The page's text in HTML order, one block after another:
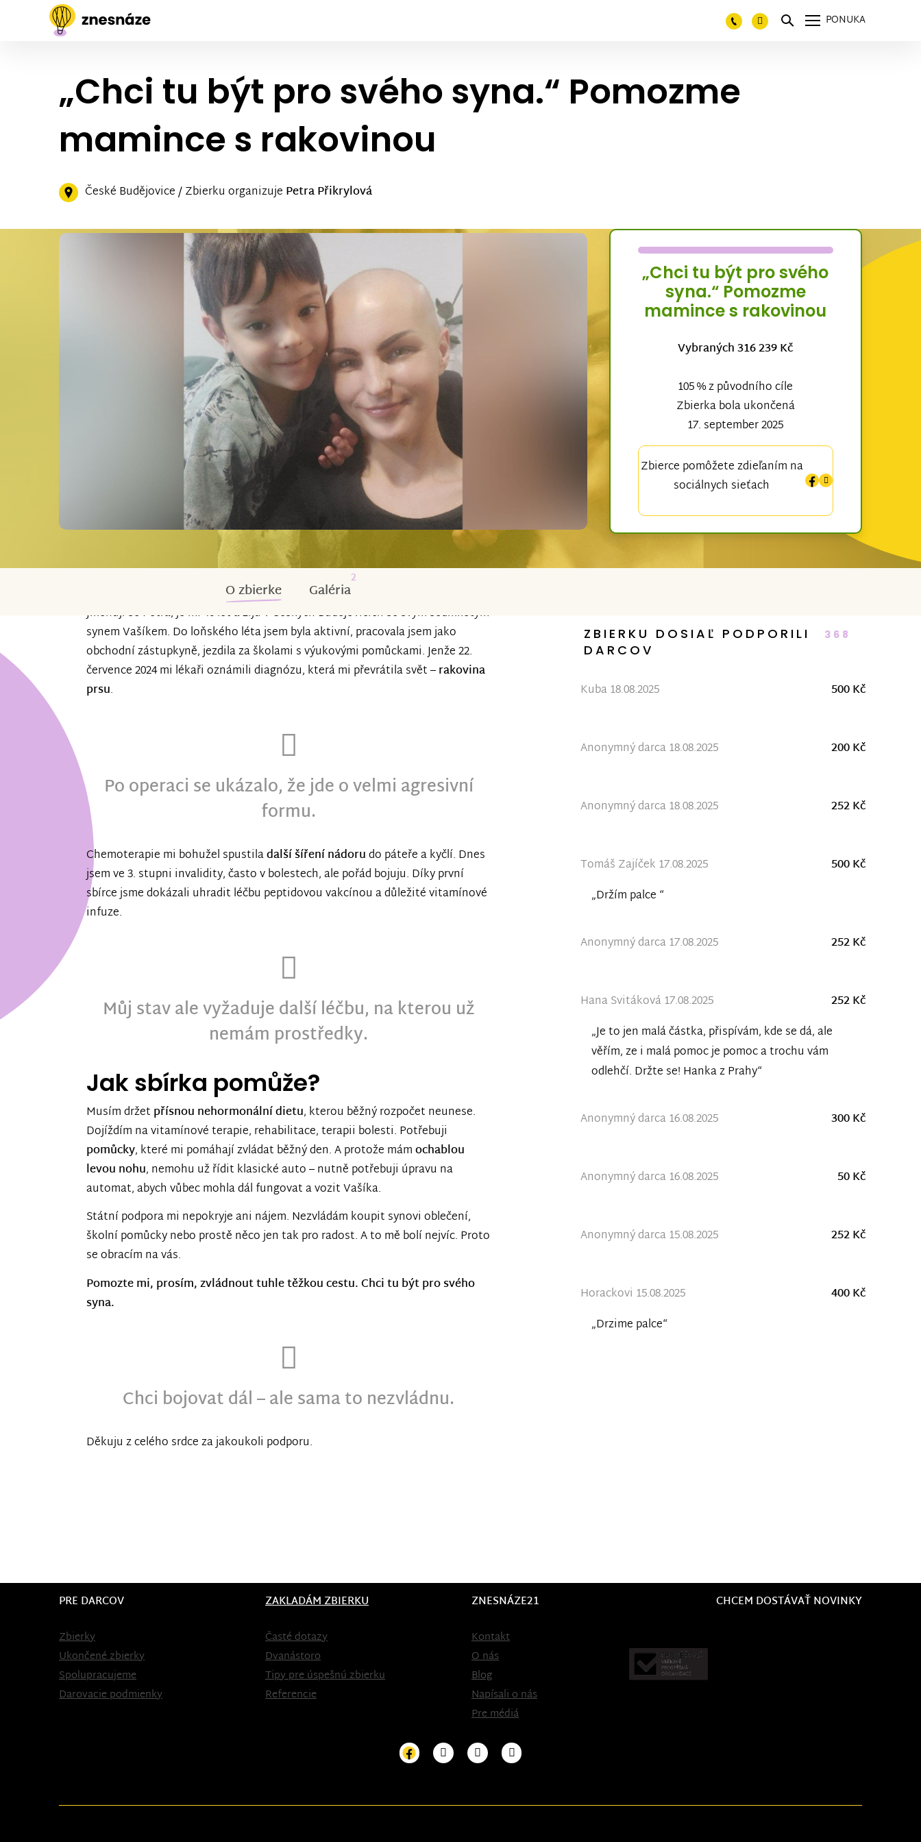
PONUKA
„Chci tu být pro svého syna.“ Pomozme
mamince s rakovinou
České Budějovice / Zbierku organizuje Petra Přikrylová
„Chci tu být pro svého
syna.“ Pomozme
mamince s rakovinou
Vybraných 316 239 Kč
105 % z původního cíle
Zbierka bola ukončená
17. september 2025
Zbierce pomôžete zdieľaním na
sociálnych sieťach
O zbierke Galéria
2
Jmenuji se Petra, je mi 40 let a žiju v Českých Budějovicích se svým sedmiletým
synem Vašíkem. Do loňského léta jsem byla aktivní, pracovala jsem jako
obchodní zástupkyně, jezdila za školami s výukovými pomůckami. Jenže 22.
července 2024 mi lékaři oznámili diagnózu, která mi převrátila svět –rakovina
prsu.
Po operaci se ukázalo, že jde o velmi agresivní
formu.
Chemoterapie mi bohužel spustiladalší šíření nádorudo páteře a kyčlí. Dnes
jsem ve 3. stupni invalidity, často v bolestech, ale pořád bojuju. Díky první
sbírce jsme dokázali uhradit léčbu peptidovou vakcínou a důležité vitamínové
infuze.
Můj stav ale vyžaduje další léčbu, na kterou už
nemám prostředky.
Jak sbírka pomůže?
Musím držet přísnou nehormonální dietu, kterou běžný rozpočet neunese.
Dojíždím na vitamínové terapie, rehabilitace, terapii bolesti. Potřebuji
pomůcky, které mi pomáhají zvládat běžný den. A protože mámochablou
levou nohu, nemohu už řídit klasické auto – nutně potřebuji úpravu na
automat, abych vůbec mohla dál fungovat a vozit Vašíka.
Státní podpora mi nepokryje ani nájem. Nezvládám koupit synovi oblečení,
školní pomůcky nebo prostě něco jen tak pro radost. A to mě bolí nejvíc. Proto
se obracím na vás.
Pomozte mi, prosím, zvládnout tuhle těžkou cestu. Chci tu být pro svého
syna.
Chci bojovat dál – ale sama to nezvládnu.
Děkuju z celého srdce za jakoukoli podporu.
ZBIERKU DOSIAĽ PODPORILI 368
DARCOV
Kuba 18.08.2025 500 Kč
Anonymný darca 18.08.2025 200 Kč
Anonymný darca 18.08.2025 252 Kč
Tomáš Zajíček 17.08.2025
500 Kč
„Držím palce “
Anonymný darca 17.08.2025 252 Kč
Hana Svitáková 17.08.2025
252 Kč
„Je to jen malá částka, přispívám, kde se dá, ale
věřím, ze i malá pomoc je pomoc a trochu vám
odlehčí. Držte se! Hanka z Prahy“
Anonymný darca 16.08.2025 300 Kč
Anonymný darca 16.08.2025 50 Kč
Anonymný darca 15.08.2025 252 Kč
Horackovi 15.08.2025
400 Kč
„Drzime palce“
PRE DARCOV
Zbierky
Ukončené zbierky
Spolupracujeme
Darovacie podmienky
ZAKLADÁM ZBIERKU
Časté dotazy
Dvanástoro
Tipy pre úspešnú zbierku
Referencie
ZNESNÁZE21
Kontakt
O nás
Blog
Napísali o nás
Pre médiá
CHCEM DOSTÁVAŤ NOVINKY